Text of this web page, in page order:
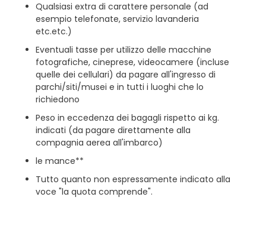
Qualsiasi extra di carattere personale (ad
esempio telefonate, servizio lavanderia
etc.etc.)
Eventuali tasse per utilizzo delle macchine
fotografiche, cineprese, videocamere (incluse
quelle dei cellulari) da pagare all'ingresso di
parchi/siti/musei e in tutti i luoghi che lo
richiedono
Peso in eccedenza dei bagagli rispetto ai kg.
indicati (da pagare direttamente alla
compagnia aerea all'imbarco)
le mance**
Tutto quanto non espressamente indicato alla
voce "la quota comprende".